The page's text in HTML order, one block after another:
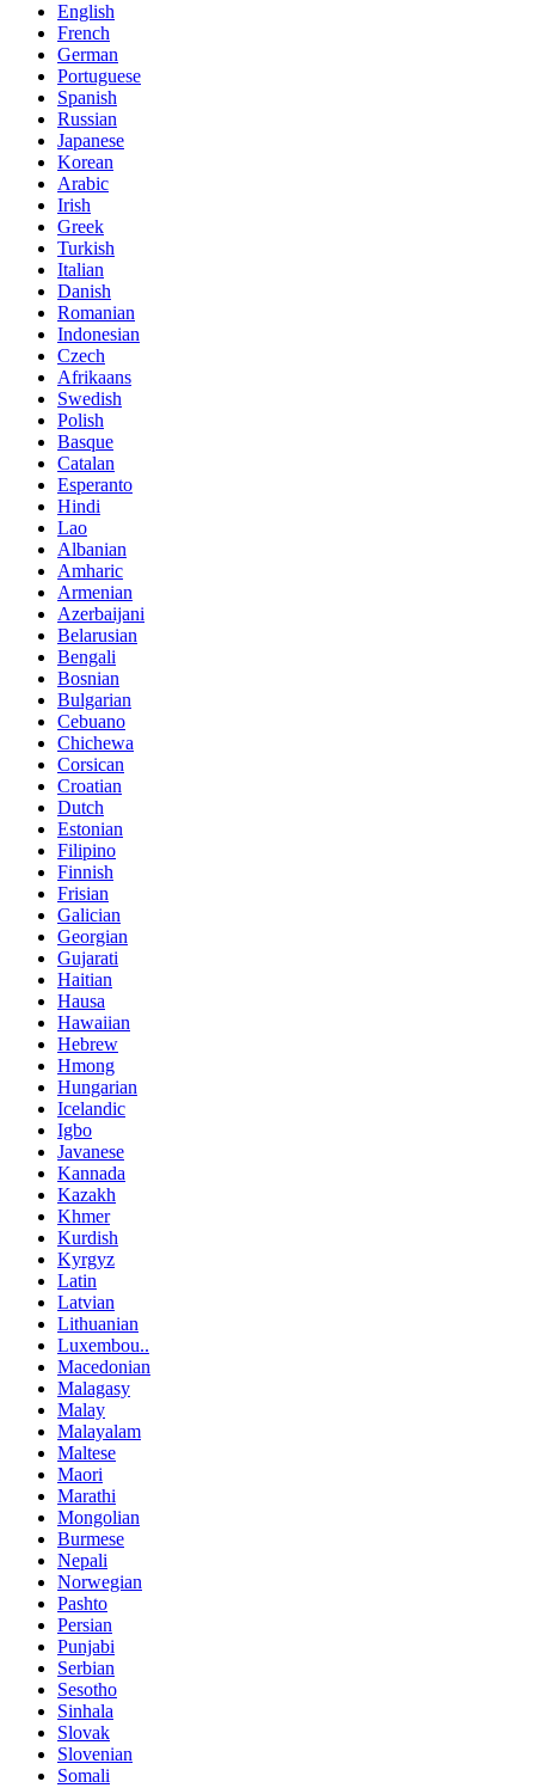
English
French
German
Portuguese
Spanish
Russian
Japanese
Korean
Arabic
Irish
Greek
Turkish
Italian
Danish
Romanian
Indonesian
Czech
Afrikaans
Swedish
Polish
Basque
Catalan
Esperanto
Hindi
Lao
Albanian
Amharic
Armenian
Azerbaijani
Belarusian
Bengali
Bosnian
Bulgarian
Cebuano
Chichewa
Corsican
Croatian
Dutch
Estonian
Filipino
Finnish
Frisian
Galician
Georgian
Gujarati
Haitian
Hausa
Hawaiian
Hebrew
Hmong
Hungarian
Icelandic
Igbo
Javanese
Kannada
Kazakh
Khmer
Kurdish
Kyrgyz
Latin
Latvian
Lithuanian
Luxembou..
Macedonian
Malagasy
Malay
Malayalam
Maltese
Maori
Marathi
Mongolian
Burmese
Nepali
Norwegian
Pashto
Persian
Punjabi
Serbian
Sesotho
Sinhala
Slovak
Slovenian
Somali